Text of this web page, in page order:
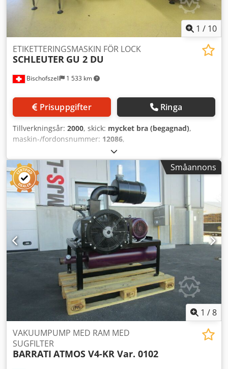
1 / 10
Bischofszell 1 533 km
ETIKETTERINGSMASKIN FÖR LOCK
SCHLEUTER GU 2 DU
Prisuppgifter Ringa
Tillverkningsår: 2000, skick: mycket bra (begagnad),
maskin-/fordonsnummer: 12086,
LOCKETIKETTERINGSSYSTEM SCHLEUTER GU 2 DU
(RUNDBORD) MED SKEDINMATNINGSENHET RNA SRC-N-
630-1R Kapacitet: 60 lock per minut. Består av: - Avstaplare
- Skedinmatningsstation - Etiketteringsmaskin - Påstaplare
Dkedpon Awh Uefx Acfjr
Småannons
1 /8
VAKUUMPUMP MED RAM MED
SUGFILTER
BARRATI ATMOS V4-KR Var. 0102